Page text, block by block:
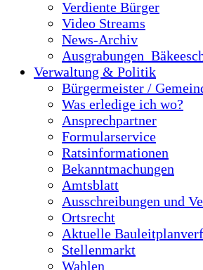
Verdiente Bürger
Video Streams
News-Archiv
Verwaltung & Politik
Bürgermeister /
Was erledige ich wo?
Ansprechpartner
Formularservice
Ratsinformationen
Bekanntmachungen
Amtsblatt
Ausschreibungen und
Ortsrecht
Aktuelle
Stellenmarkt
Wahlen